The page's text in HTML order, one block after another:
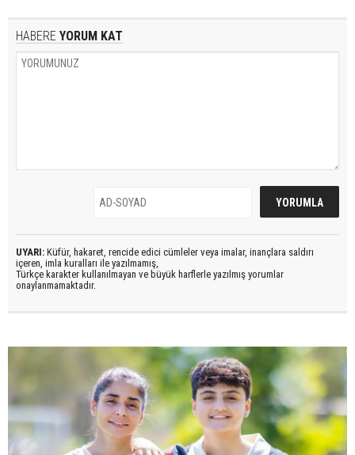
HABERE YORUM KAT
UYARI: Küfür, hakaret, rencide edici cümleler veya imalar, inançlara saldırı
içeren, imla kuralları ile yazılmamış,
Türkçe karakter kullanılmayan ve büyük harflerle yazılmış yorumlar
onaylanmamaktadır.